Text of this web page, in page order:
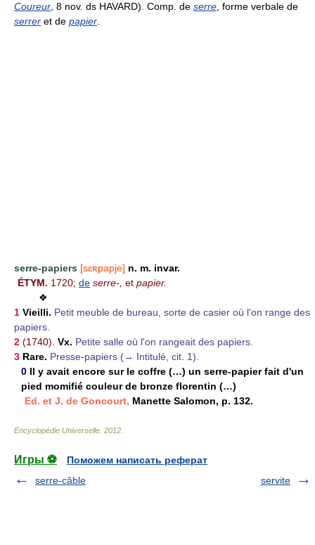
Coureur , 8 nov. ds HAVARD). Comp. de serre , forme verbale de
serrer et de papier
serre-papiers [sɛʀpapje] n. m. invar.
ÉTYM. 1720; de serre-, et papier.
❖
1 Vieilli. Petit meuble de bureau, sorte de casier où l'on range des
papiers.
2 (1740). Vx. Petite salle où l'on rangeait des papiers.
3 Rare. Presse-papiers (→ Intitulé, cit. 1).
0 Il y avait encore sur le coffre (…) un serre-papier fait d'un
pied momifié couleur de bronze florentin (…)
Ed. et J. de Goncourt, Manette Salomon, p. 132.
Encyclopédie Universelle 2012
Игры ⚽
Поможем написать реферат
serre-câble
servite